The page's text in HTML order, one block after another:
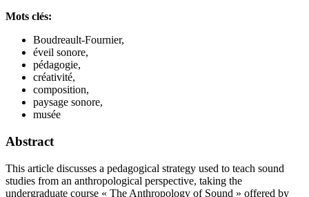
Mots clés:
Boudreault-Fournier,
éveil sonore,
pédagogie,
créativité,
composition,
paysage sonore,
musée
Abstract
This article discusses a pedagogical strategy used to teach sound
studies from an anthropological perspective, taking the
undergraduate course « The Anthropology of Sound » offered by